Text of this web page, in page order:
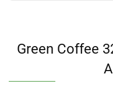
Green Coffee